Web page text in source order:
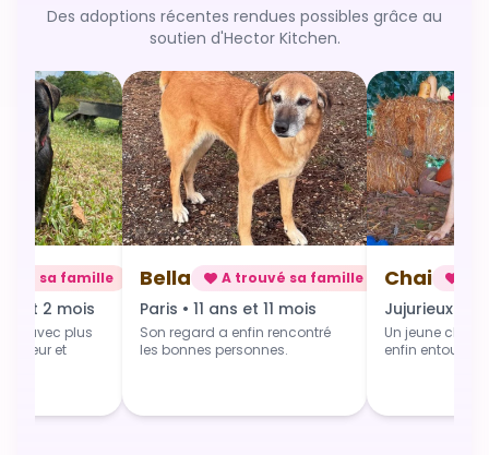
Des adoptions récentes rendues possibles grâce au
soutien d'Hector Kitchen.
sa famille
11 mois
rencontré
Chai A trouvé sa famille
Jujurieux • 1 an
Un jeune chien qui grandit
enfin entouré et aimé.
Alba
Douville • 4
Une toute
commence du